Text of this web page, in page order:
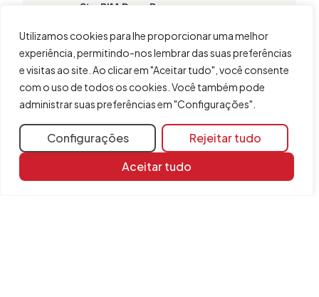
Utilizamos cookies para lhe proporcionar uma melhor
experiência, permitindo-nos lembrar das suas preferências
e visitas ao site. Ao clicar em "Aceitar tudo", você consente
com o uso de todos os cookies. Você também pode
administrar suas preferências em "Configurações".
Configurações
Rejeitar tudo
Aceitar tudo
StruBIM Deep Beams
StruBIM Shear Walls
StruBIM Steel
Verificação de punçao
Vigas contínuas